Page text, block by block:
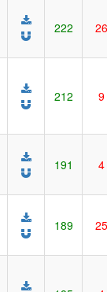
222 26
212 9
191 4
189 25